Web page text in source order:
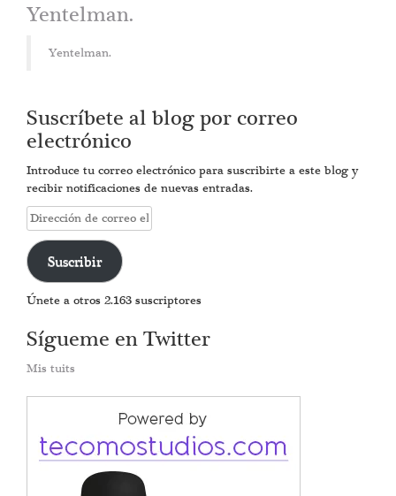
Yentelman.
Yentelman.
Suscríbete al blog por correo
electrónico
Introduce tu correo electrónico para suscribirte a este blog y
recibir notificaciones de nuevas entradas.
Dirección
de
correo
electrónico
Suscribir
Únete a otros 2.163 suscriptores
Sígueme en Twitter
Mis tuits